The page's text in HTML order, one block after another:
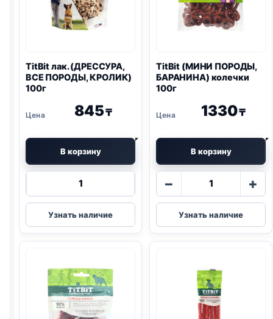
TitBit лак. (ДРЕССУРА,
ВСЕ ПОРОДЫ, КРОЛИК)
100г
845₸
В корзину
Количество
TitBit
лак.
(ДРЕССУРА,
КРОЛИК)
100г
Узнать наличие
TitBit (МИНИ ПОРОДЫ,
БАРАНИНА) колечки
100г
1330₸
В корзину
−
Количество
TitBit
(МИНИ
ПОРОДЫ,
100г
+
Узнать наличие